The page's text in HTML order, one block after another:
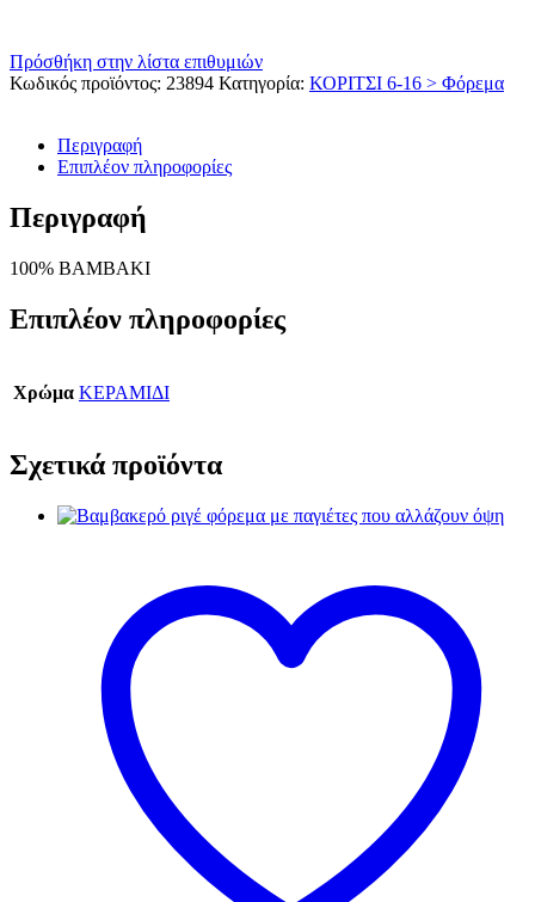
Πρόσθήκη στην λίστα επιθυμιών
Κωδικός προϊόντος: 23894 Κατηγορία: ΚΟΡΙΤΣΙ 6-16 > Φόρεμα
Περιγραφή
Επιπλέον πληροφορίες
Περιγραφή
100% ΒΑΜΒΑΚΙ
Επιπλέον πληροφορίες
Χρώμα ΚΕΡΑΜΙΔΙ
Σχετικά προϊόντα